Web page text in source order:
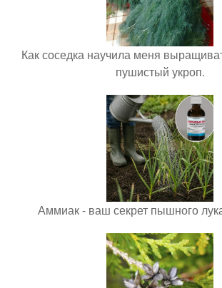
Как соседка научила меня
пушистый укроп.
Аммиак - ваш секрет пышного